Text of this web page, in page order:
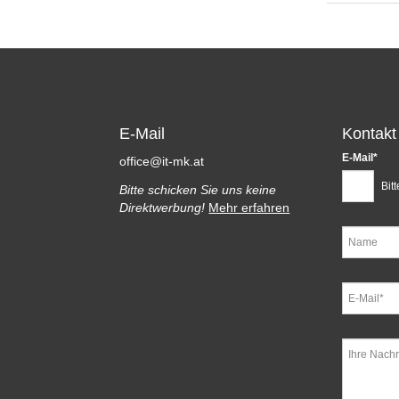
E-Mail
office@it-mk.at
Bitte schicken Sie uns keine
Direktwerbung! Mehr erfahren
Kontakt
Pflichtfeld
E-Mail*